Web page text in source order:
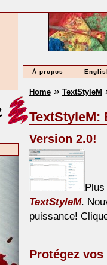
À propos
Home» TextStyleM
TextStyleM:
Version 2.0!
Plus
TextStyleM.
puissance!
Protégez